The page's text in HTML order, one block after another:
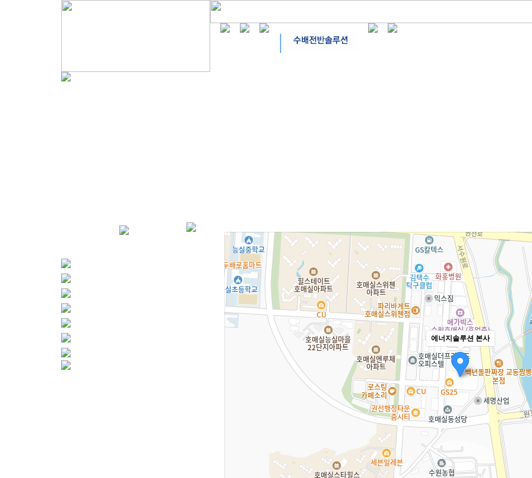
에너지솔루션 본사